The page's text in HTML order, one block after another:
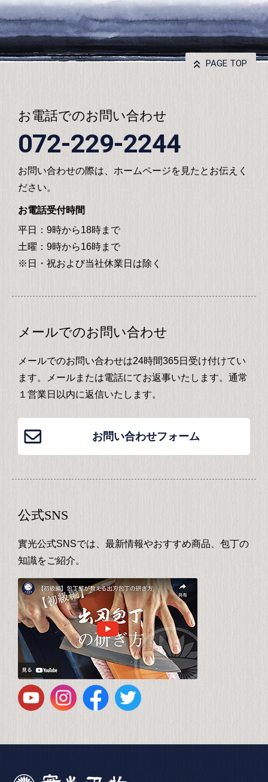
PAGE TOP
お電話でのお問い合わせ
072-229-2244
お問い合わせの際は、ホームページを見たとお伝えく
ださい。
お電話受付時間
平日：9時から18時まで
土曜：9時から16時まで
※日・祝および当社休業日は除く
メールでのお問い合わせ
メールでのお問い合わせは24時間365日受け付けてい
ます。メールまたは電話にてお返事いたします。通常
１営業日以内に返信いたします。
お問い合わせフォーム
公式SNS
實光公式SNSでは、最新情報やおすすめ商品、包丁の
知識をご紹介。